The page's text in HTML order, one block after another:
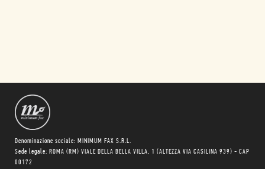
Denominazione sociale: MINIMUM FAX S.R.L.
Sede legale: ROMA (RM) VIALE DELLA BELLA VILLA, 1 (ALTEZZA VIA CASILINA 939) - CAP
00172